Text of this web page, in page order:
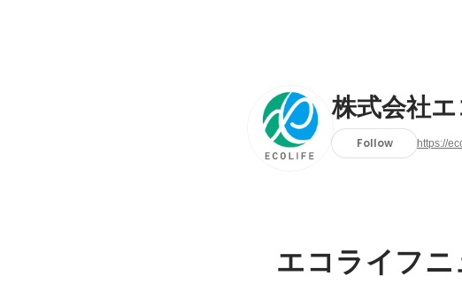
株式会社
Follow https://
エコライフ